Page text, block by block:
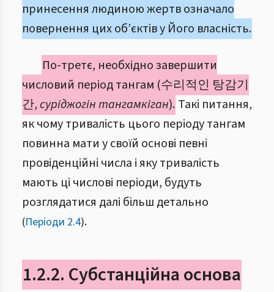
принесення людиною жертв означало
повернення цих об’єктів у Його власність.
По-третє, необхідно завершити
числовий період тангам (수리적인 탕감기
간,суріджогін тангамкіган). Такі питання,
як чому тривалість цього періоду тангам
повинна мати у своїй основі певні
провіденційні числа і яку тривалість
мають ці числові періоди, будуть
розглядатися далі більш детально
(Періоди 2.4).
1.2.2. Субстанційна основа